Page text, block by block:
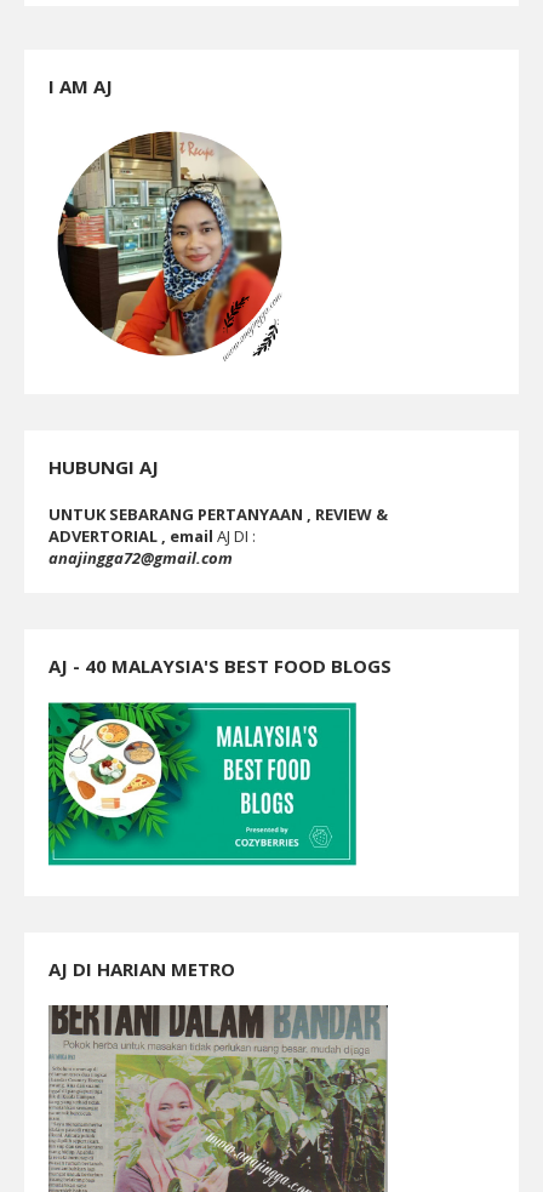
I AM AJ
HUBUNGI AJ
UNTUK SEBARANG PERTANYAAN , REVIEW &
ADVERTORIAL , email AJ DI :
anajingga72@gmail.com
AJ - 40 MALAYSIA'S BEST FOOD BLOGS
AJ DI HARIAN METRO